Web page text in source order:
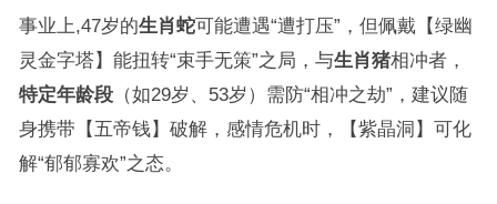
事业上,47岁的生肖蛇可能遭遇“遭打压”，但佩戴【绿幽
灵金字塔】能扭转“束手无策”之局，与生肖猪相冲者，
特定年龄段（如29岁、53岁）需防“相冲之劫”，建议随
身携带【五帝钱】破解，感情危机时，【紫晶洞】可化
解“郁郁寡欢”之态。